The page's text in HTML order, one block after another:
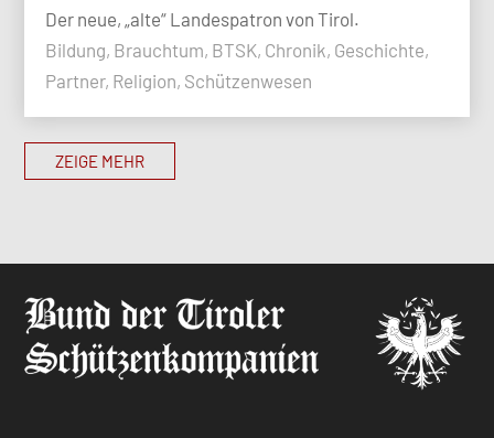
Der neue, „alte“ Landespatron von Tirol.
Bildung, Brauchtum, BTSK, Chronik, Geschichte,
Partner, Religion, Schützenwesen
ZEIGE MEHR